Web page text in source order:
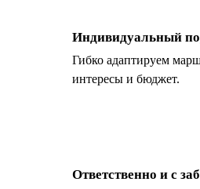
Индивидуальный
Гибко адаптируем
интересы и бюджет.
Ответственно и с